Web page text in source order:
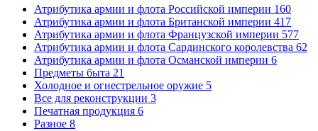
Атрибутика армии и флота Российской империи 160
Атрибутика армии и флота Британской империи 417
Атрибутика армии и флота Французской империи 577
Атрибутика армии и флота Сардинского королевства 62
Атрибутика армии и флота Османской империи 6
Предметы быта 21
Холодное и огнестрельное оружие 5
Все для реконструкции 3
Печатная продукция 6
Разное 8